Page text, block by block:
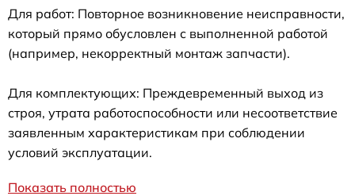
Для работ: Повторное возникновение неисправности,
который прямо обусловлен с выполненной работой
(например, некорректный монтаж запчасти).
Для комплектующих: Преждевременный выход из
строя, утрата работоспособности или несоответствие
заявленным характеристикам при соблюдении
условий эксплуатации.
Показать полностью